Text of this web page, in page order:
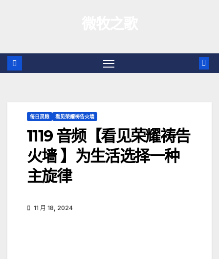
容
每日灵粮 看见荣耀祷告火墙
1119 音频【看见荣耀祷告
火墙 】为生活选择一种
主旋律
11 月 18, 2024